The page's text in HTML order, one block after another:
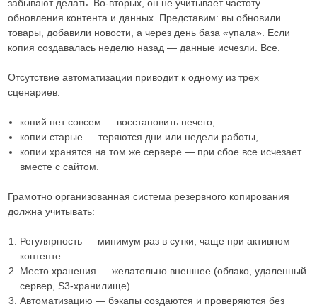
забывают делать. Во-вторых, он не учитывает частоту
обновления контента и данных. Представим: вы обновили
товары, добавили новости, а через день база «упала». Если
копия создавалась неделю назад — данные исчезли. Все.
Отсутствие автоматизации приводит к одному из трех
сценариев:
копий нет совсем — восстановить нечего,
копии старые — теряются дни или недели работы,
копии хранятся на том же сервере — при сбое все исчезает
вместе с сайтом.
Грамотно организованная система резервного копирования
должна учитывать:
Регулярность — минимум раз в сутки, чаще при активном
контенте.
Место хранения — желательно внешнее (облако, удаленный
сервер, S3-хранилище).
Автоматизацию — бэкапы создаются и проверяются без